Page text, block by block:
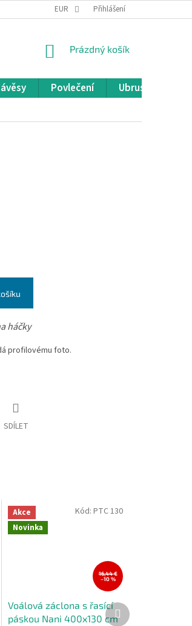
OBCHODNÍ PODMÍNKY
EUR Přihlášení
NÁKUPNÍ
Prázdný košík
Povlečení Ubrusy
háčky
profilovému foto.
SDÍLET
Akce
Novinka
16,44 €
–10 %
Voálová záclona s řasící
páskou Nani 400x130 cm
Kód: PTC 130
Další
produkt